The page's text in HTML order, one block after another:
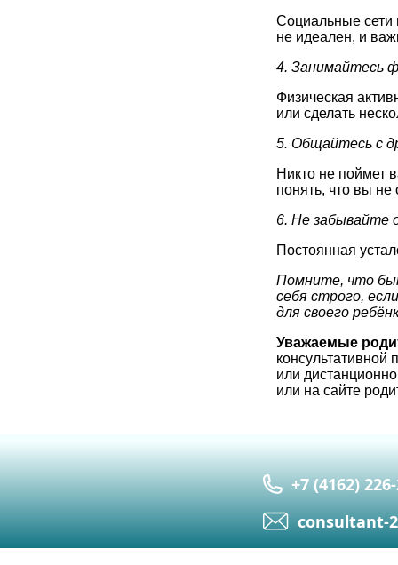
Социальные сети
не идеален, и
4. Занимайтесь
Физическая
или сделать
5. Общайтесь с
Никто не поймет
понять, что вы
6. Не забывайте
Постоянная
Помните, что
себя строго,
для своего
Уважаемые
или
или на сайте
+7 (4162)
сonsultant-